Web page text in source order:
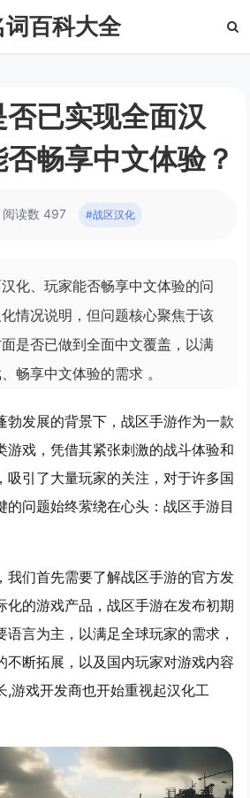
词百科大全
已实现全面汉
畅享中文体验？
阅读数 497 #战区汉化
化、玩家能否畅享中文体验的问
情况说明，但问题核心聚焦于该
是否已做到全面中文覆盖，以满
畅享中文体验的需求 。
勃发展的背景下，战区手游作为一款
游戏，凭借其紧张刺激的战斗体验和
吸引了大量玩家的关注，对于许多国
的问题始终萦绕在心头：战区手游目
我们首先需要了解战区手游的官方发
化的游戏产品，战区手游在发布初期
言为主，以满足全球玩家的需求，
不断拓展，以及国内玩家对游戏内容
,游戏开发商也开始重视起汉化工